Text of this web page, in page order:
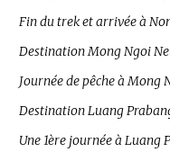
Fin du trek et arrivée à
Destination Mong Ngoi
Journée de pêche à Mong
Destination Luang
Une 1ère journée à Luang